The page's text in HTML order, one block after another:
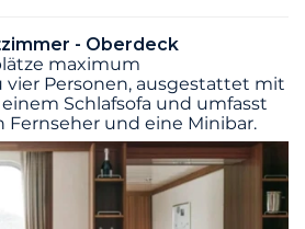
- Oberdeck
maximum
vier Personen, ausgestattet mit
Schlafsofa und umfasst
Fernseher und eine Minibar.